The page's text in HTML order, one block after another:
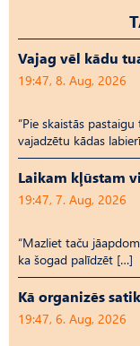
Vajag vēl kādu
19:47, 8. Aug, 2026
“Pie skaistās
vajadzētu kādas
Laikam kļūstam
19:47, 7. Aug, 2026
“Mazliet taču
ka šogad palīdzēt […]
Kā organizēs
19:47, 6. Aug, 2026